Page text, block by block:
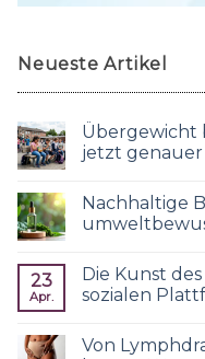
Neueste Artikel
Übergewicht
jetzt
Nachhaltige
23
Apr.
Die Kunst
sozialen
Von